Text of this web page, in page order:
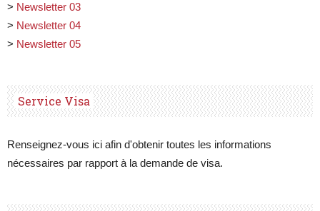
> Newsletter 03
> Newsletter 04
> Newsletter 05
Service Visa
Renseignez-vous ici afin d'obtenir toutes les informations
nécessaires par rapport à la demande de visa.